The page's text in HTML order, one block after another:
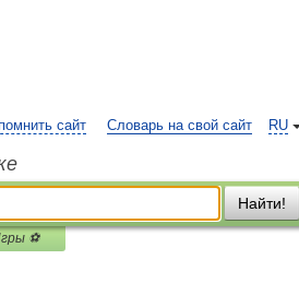
RU
сайт Словарь на свой сайт
Найти!
⚽